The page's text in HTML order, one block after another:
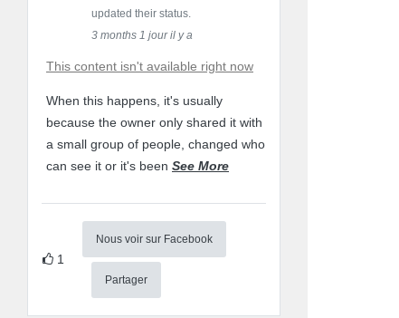
updated their status.
3 months 1 jour il y a
This content isn't available right now
When this happens, it's usually
because the owner only shared it with
a small group of people, changed who
can see it or it's been See More
1
Nous voir sur Facebook
Partager